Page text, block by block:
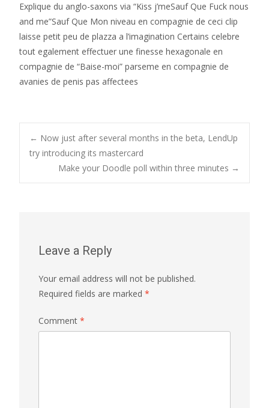
Explique du anglo-saxons via “Kiss j’meSauf Que Fuck nous
and me”Sauf Que Mon niveau en compagnie de ceci clip
laisse petit peu de plazza a l’imagination Certains celebre
tout egalement effectuer une finesse hexagonale en
compagnie de “Baise-moi” parseme en compagnie de
avanies de penis pas affectees
Post
navigation
← Now just after several months in the beta, LendUp
try introducing its mastercard
Make your Doodle poll within three minutes →
Leave a Reply
Your email address will not be published.
Required fields are marked *
Comment *